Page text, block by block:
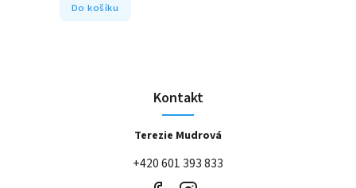
Do košíku
Kontakt
Terezie Mudrová
+420 601 393 833